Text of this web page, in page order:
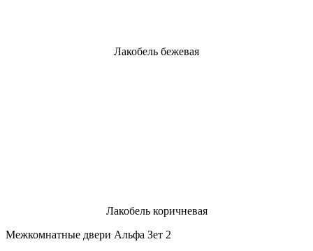
Лакобель бежевая
Лакобель коричневая
Межкомнатные двери Альфа Зет 2